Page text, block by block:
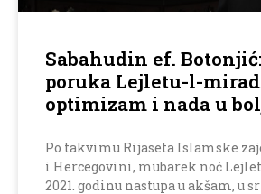
Sabahudin ef.
poruka Lejletu-l-
optimizam i nada u
Po takvimu Rijaseta Islamske
i Hercegovini, mubarek noć
2021. godinu nastupa u akšam, u